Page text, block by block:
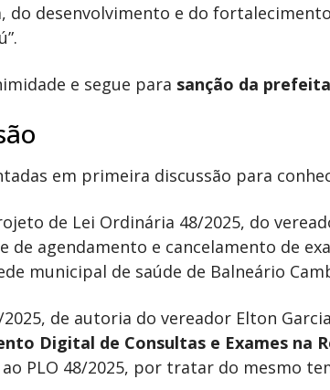
desenvolvimento e do
e segue para sanção da prefeita
em primeira discussão para
de Lei Ordinária 48/2025, do
de agendamento e cancelamento de
municipal de saúde de Balneário
de autoria do vereador Elton
Digital de Consultas e Exames na
PLO 48/2025, por tratar do mesmo